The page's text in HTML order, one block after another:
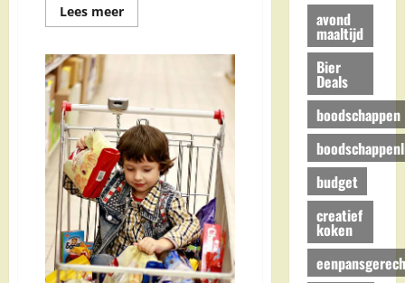
Lees meerLees
meer
Heerlen
avond
maaltijd
Bier
Deals
boodschappen
budget
creatief
koken